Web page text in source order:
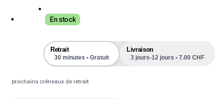
En stock
Retrait
30 minutes • Gratuit
Livraison
3 jours-12 jours • 7.00 CHF
prochains créneaux de retrait